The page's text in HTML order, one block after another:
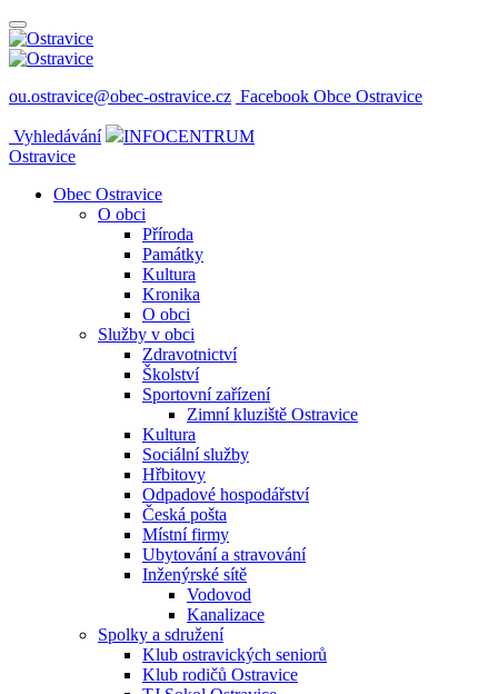
ou.ostravice@obec-ostravice.cz Facebook Obce Ostravice
Vyhledávání
INFOCENTRUM
Ostravice
Obec Ostravice
O obci
Příroda
Památky
Kultura
Kronika
O obci
Služby v obci
Zdravotnictví
Školství
Sportovní zařízení
Zimní kluziště Ostravice
Kultura
Sociální služby
Hřbitovy
Odpadové hospodářství
Česká pošta
Místní firmy
Ubytování a stravování
Inženýrské sítě
Vodovod
Kanalizace
Spolky a sdružení
Klub ostravických seniorů
Klub rodičů Ostravice